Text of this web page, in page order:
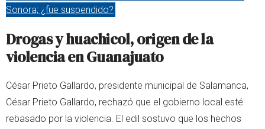
Sonora; ¿fue suspendido?
Drogas y huachicol, origen de la
violencia en Guanajuato
César Prieto Gallardo, presidente municipal de Salamanca,
César Prieto Gallardo, rechazó que el gobierno local esté
rebasado por la violencia. El edil sostuvo que los hechos